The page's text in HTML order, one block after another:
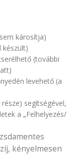
károsítja)
készült)
(további
levehető (a
segítségével,
a „Felhelyezés/
kényelmesen